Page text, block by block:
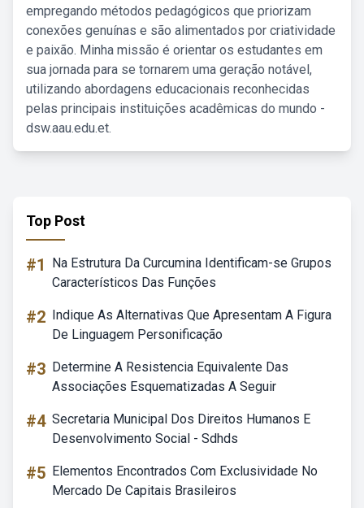
empregando métodos pedagógicos que priorizam
conexões genuínas e são alimentados por criatividade
e paixão. Minha missão é orientar os estudantes em
sua jornada para se tornarem uma geração notável,
utilizando abordagens educacionais reconhecidas
pelas principais instituições acadêmicas do mundo -
dsw.aau.edu.et.
Top Post
#1
Na Estrutura Da Curcumina Identificam-se Grupos
Característicos Das Funções
#2 Indique As Alternativas Que Apresentam A Figura
De Linguagem Personificação
#3 Determine A Resistencia Equivalente Das
Associações Esquematizadas A Seguir
#4 Secretaria Municipal Dos Direitos Humanos E
Desenvolvimento Social - Sdhds
#5 Elementos Encontrados Com Exclusividade No
Mercado De Capitais Brasileiros